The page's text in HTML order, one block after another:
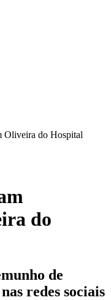
Oliveira do Hospital
do
de
redes sociais